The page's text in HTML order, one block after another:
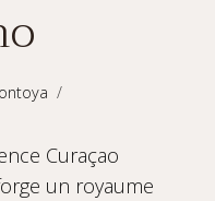
Curaçao
un royaume